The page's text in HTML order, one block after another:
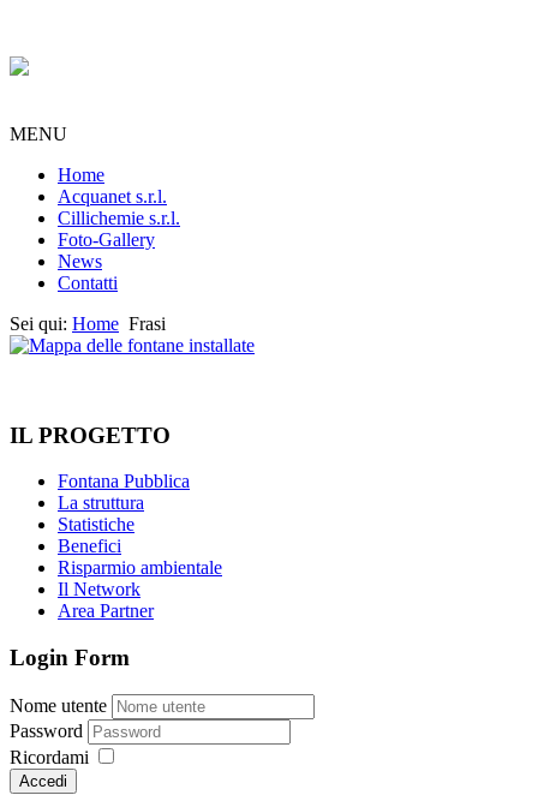
MENU
Home
Acquanet s.r.l.
Cillichemie s.r.l.
Foto-Gallery
News
Contatti
Sei qui: Home Frasi
IL PROGETTO
Fontana Pubblica
La struttura
Statistiche
Benefici
Risparmio ambientale
Il Network
Area Partner
Login Form
Nome utente
Password
Ricordami
Accedi